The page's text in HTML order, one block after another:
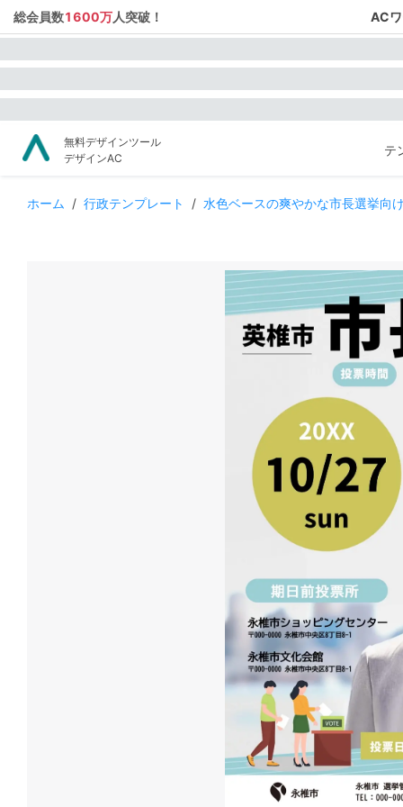
総会員数1600万人突破！ AC
無料デザインツール
デザインAC
テ
ホーム / 行政テンプレート / 水色ベースの爽やかな市長選挙向